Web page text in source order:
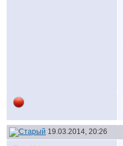
19.03.2014, 20:26